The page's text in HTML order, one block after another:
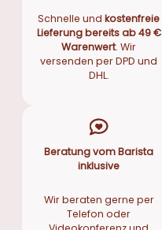
Schnelle undkostenfreie
Lieferung bereits ab 49 €
Warenwert. Wir
versenden per DPD und
DHL.
Beratung vom Barista
inklusive
Wir beraten gerne per
Telefon oder